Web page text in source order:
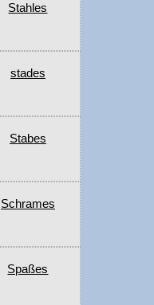
Stahles
stades
Stabes
Schrames
Spaßes